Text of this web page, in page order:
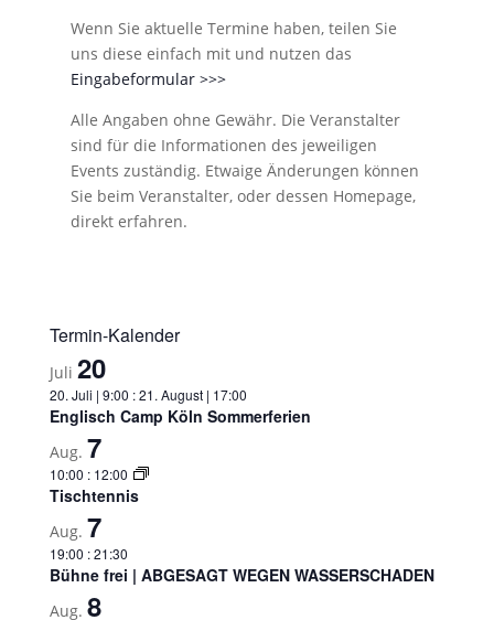
Wenn Sie aktuelle Termine haben, teilen Sie
uns diese einfach mit und nutzen das
Eingabeformular >>>
Alle Angaben ohne Gewähr. Die Veranstalter
sind für die Informationen des jeweiligen
Events zuständig. Etwaige Änderungen können
Sie beim Veranstalter, oder dessen Homepage,
direkt erfahren.
Termin-Kalender
Juli 20
20. Juli | 9:00 :21. August | 17:00
Englisch Camp Köln Sommerferien
Aug. 7
10:00 : 12:00
Tischtennis
Aug. 7
19:00 :21:30
Bühne frei | ABGESAGT WEGEN WASSERSCHADEN
Aug. 8